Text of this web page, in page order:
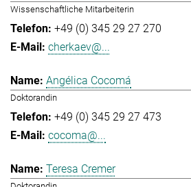
Wissenschaftliche Mitarbeiterin
+49 (0) 345 29 27 270
cherkaev@...
Angélica Cocomá
Doktorandin
+49 (0) 345 29 27 473
cocoma@...
Teresa Cremer